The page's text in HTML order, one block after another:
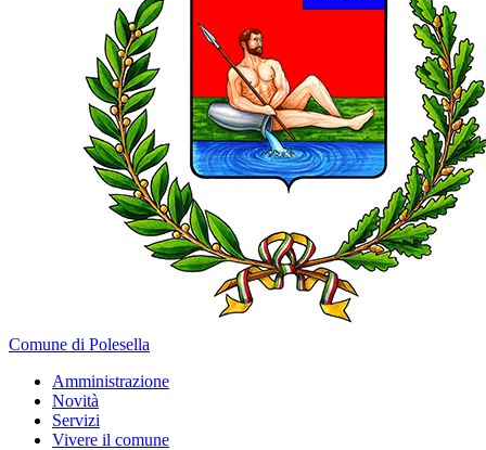
Comune di Polesella
Amministrazione
Novità
Servizi
Vivere il comune